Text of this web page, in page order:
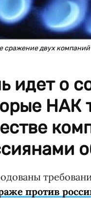
сражение двух
идет о
НАК
против